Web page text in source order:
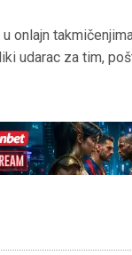
onlajn
udarac za tim,